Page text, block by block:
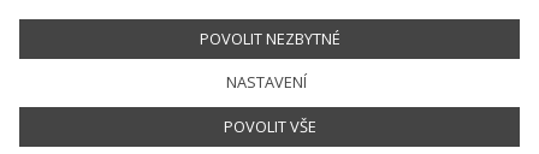
Tento web běží nasolidpixels.
sociální média, inzerci a analýzu. Jejich nastavení upravíte odkazem
"Nastavení cookies" a kdykoliv jej můžete změnit v patičce webu.
Podrobnější informace najdete v našich Zásadách ochrany osobních
údajů a používání souborů cookies. Souhlasíte s používáním cookies?
POVOLIT NEZBYTNÉ
NASTAVENÍ
POVOLIT VŠE